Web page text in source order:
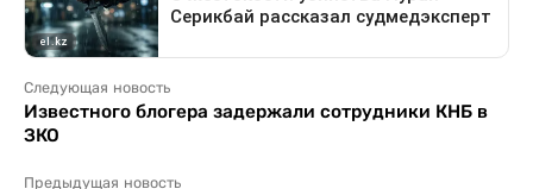
Следующая новость
Известного блогера задержали сотрудники КНБ в
ЗКО
Предыдущая новость